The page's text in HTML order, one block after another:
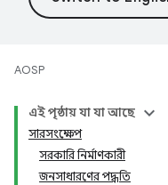
AOSP
এই পৃষ্ঠায় যা যা আছে
সারসংক্ষেপ
সরকারি নির্মাণকারী
জনসাধারণের পদ্ধতি